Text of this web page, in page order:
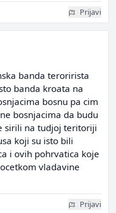
Prijavi
banda terorirista
banda kroata na
bosnu pa cim
bosnjacima da budu
sirili na tudjoj teritoriji
koji su isto bili
i ovih pohrvatica koje
vladavine
Prijavi